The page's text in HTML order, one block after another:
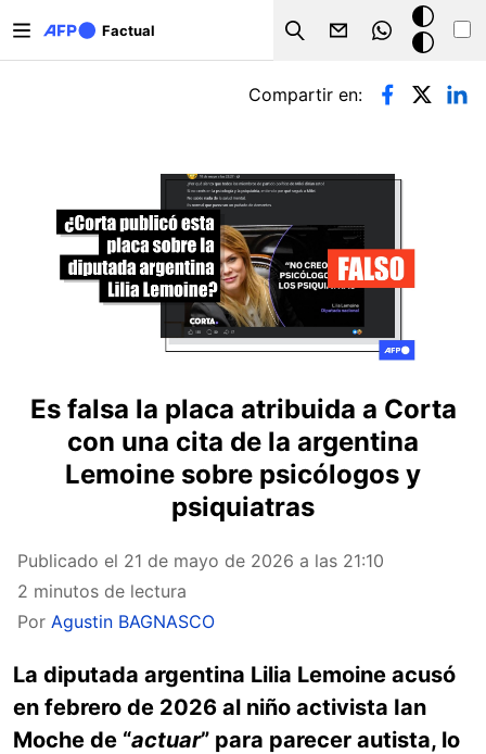
Factual
Search
Modo
oscuro
Solapas principales
Compartir en:
Es falsa la placa atribuida a Corta
con una cita de la argentina
Lemoine sobre psicólogos y
psiquiatras
Publicado el 21 de mayo de 2026 a las 21:10
2 minutos de lectura
Por Agustin BAGNASCO
La diputada argentina Lilia Lemoine acusó
en febrero de 2026 al niño activista Ian
Moche de “actuar” para parecer autista, lo